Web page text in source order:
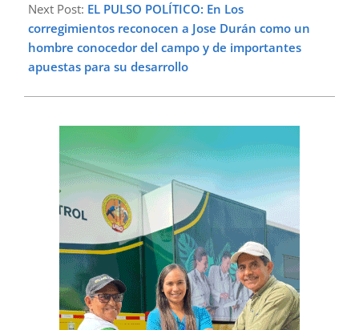
Next Post: EL PULSO POLÍTICO: En Los
corregimientos reconocen a Jose Durán como un
hombre conocedor del campo y de importantes
apuestas para su desarrollo